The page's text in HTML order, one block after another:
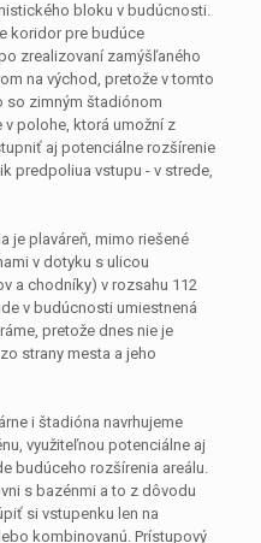
bloku v budúcnosti.
koridor pre budúce
zrealizovaní zamýšľaného
na východ, pretože v tomto
so zimným štadiónom
v polohe, ktorá umožní z
aj potenciálne rozšírenie
predpoliua vstupu - v strede,
je plaváreň, mimo riešené
v dotyku s ulicou
a chodníky) v rozsahu 112
v budúcnosti umiestnená
pretože dnes nie je
strany mesta a jeho
i štadióna navrhujeme
využiteľnou potenciálne aj
budúceho rozšírenia areálu.
s bazénmi a to z dôvodu
si vstupenku len na
kombinovanú. Prístupový